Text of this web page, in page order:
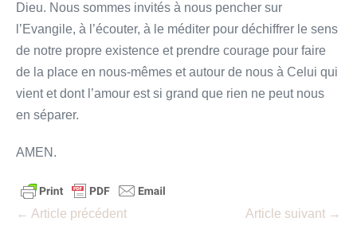
Dieu. Nous sommes invités à nous pencher sur
l’Evangile, à l’écouter, à le méditer pour déchiffrer le sens
de notre propre existence et prendre courage pour faire
de la place en nous-mêmes et autour de nous à Celui qui
vient et dont l’amour est si grand que rien ne peut nous
en séparer.
AMEN.
Navigation
← Article précédent Article suivant →